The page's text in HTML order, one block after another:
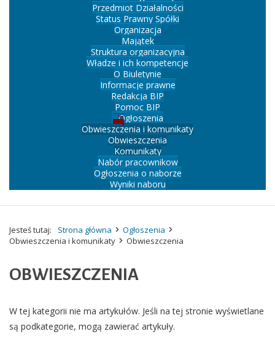
Przedmiot Działalności
Status Prawny Spółki
Organizacja
Majątek
Struktura organizacyjna
Władze i ich kompetencje
O Biuletynie
Informacje prawne
Redakcja BIP
Pomoc BIP
Ogłoszenia
Obwieszczenia i komunikaty
Obwieszczenia
Komunikaty
Nabór pracownikow
Ogłoszenia o naborze
Wyniki naboru
Jesteś tutaj: Strona główna
Ogłoszenia
Obwieszczenia i komunikaty
Obwieszczenia
OBWIESZCZENIA
W tej kategorii nie ma artykułów. Jeśli na tej stronie wyświetlane
są podkategorie, mogą zawierać artykuły.